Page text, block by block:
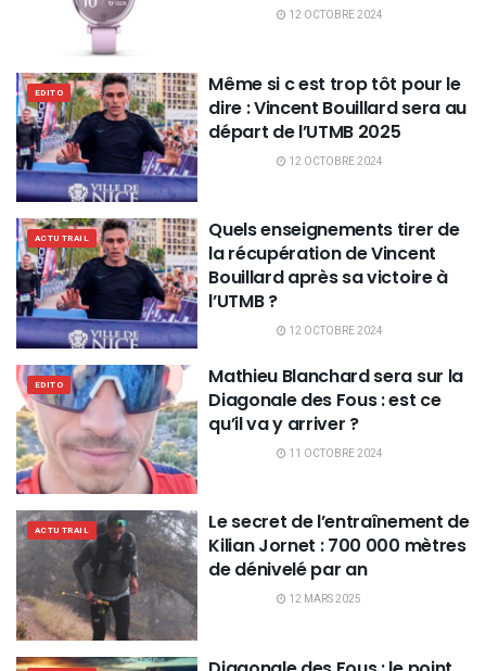
12 OCTOBRE 2024
EDITO
Même si c est trop tôt pour le
dire : Vincent Bouillard sera au
départ de l’UTMB 2025
12 OCTOBRE 2024
ACTU TRAIL
Quels enseignements tirer de
la récupération de Vincent
Bouillard après sa victoire à
l’UTMB ?
12 OCTOBRE 2024
EDITO
Mathieu Blanchard sera sur la
Diagonale des Fous : est ce
qu’il va y arriver ?
11 OCTOBRE 2024
ACTU TRAIL
Le secret de l’entraînement de
Kilian Jornet : 700 000 mètres
de dénivelé par an
12 MARS 2025